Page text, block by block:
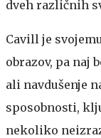
dveh različnih
Cavill je
obrazov, pa naj
ali navdušenje
sposobnosti,
nekoliko